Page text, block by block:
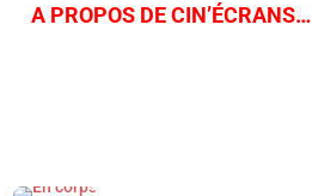
A PROPOS DE CIN’ÉCRANS…